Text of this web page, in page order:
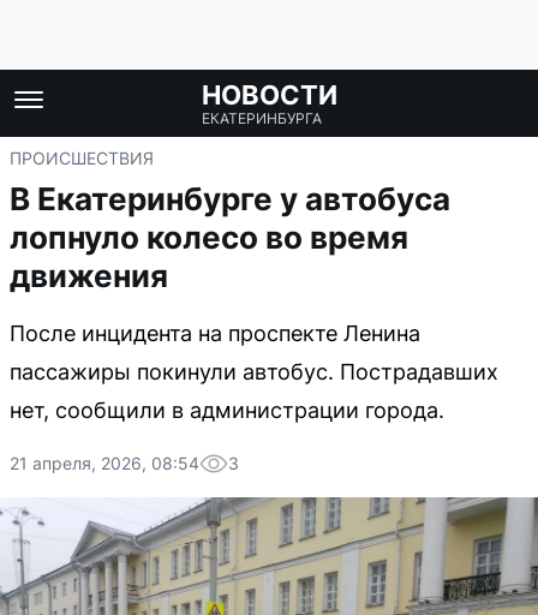
НОВОСТИ
ЕКАТЕРИНБУРГА
ПРОИСШЕСТВИЯ
В Екатеринбурге у автобуса
лопнуло колесо во время
движения
После инцидента на проспекте Ленина
пассажиры покинули автобус. Пострадавших
нет, сообщили в администрации города.
21 апреля, 2026, 08:54 3